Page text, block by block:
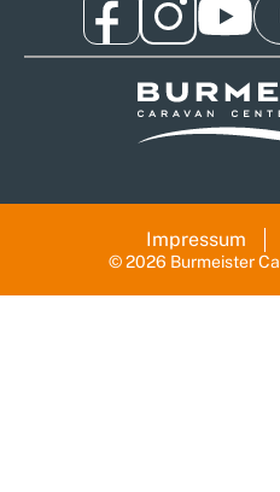
© 2026 Burmeister
Impressum